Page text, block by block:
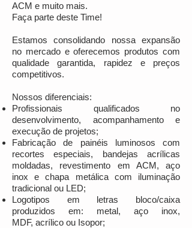
ACM e muito mais.
Faça parte deste Time!
Estamos consolidando nossa expansão
no mercado e oferecemos produtos com
qualidade garantida, rapidez e preços
competitivos.
Nossos diferenciais:
Profissionais qualificados no
desenvolvimento, acompanhamento e
execução de projetos;
Fabricação de painéis luminosos com
recortes especiais, bandejas acrílicas
moldadas, revestimento em ACM, aço
inox e chapa metálica com iluminação
tradicional ou LED;
Logotipos em letras bloco/caixa
produzidos em: metal, aço inox,
MDF, acrílico ou Isopor;